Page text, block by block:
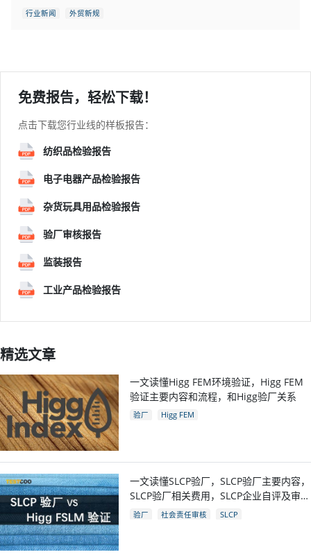
行业新闻 外贸新规
免费报告，轻松下载！
点击下载您行业线的样板报告：
纺织品检验报告
电子电器产品检验报告
杂货玩具用品检验报告
验厂审核报告
监装报告
工业产品检验报告
精选文章
一文读懂Higg FEM环境验证，Higg FEM
验证主要内容和流程，和Higg验厂关系
验厂 Higg FEM
一文读懂SLCP验厂，SLCP验厂主要内容，
SLCP验厂相关费用，SLCP企业自评及审核
流程
验厂 社会责任审核 SLCP